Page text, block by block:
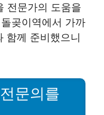
전문가의 도움을
곶이역에서 가까
함께 준비했으니
문의를